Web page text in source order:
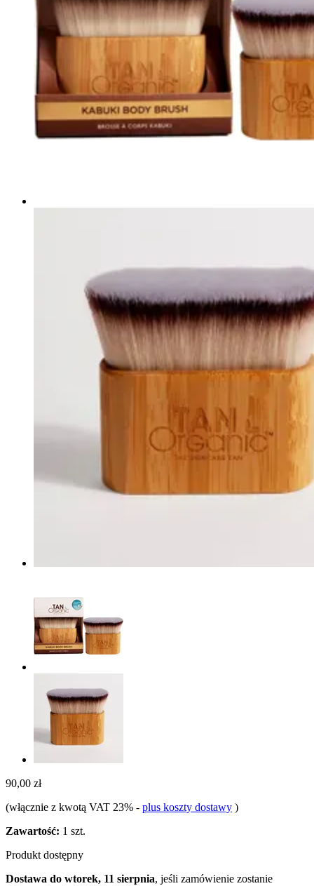
90,00 zł
(włącznie z kwotą VAT 23% - plus koszty dostawy )
Zawartość: 1 szt.
Produkt dostępny
Dostawa do wtorek, 11 sierpnia, jeśli zamówienie zostanie